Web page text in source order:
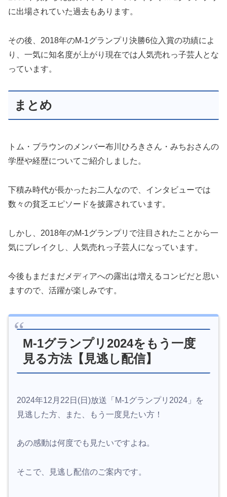
に出場されていた過去もあります。
その後、2018年のM-1グランプリ決勝6位入賞の功績によ
り、一気に知名度が上がり現在では人気売れっ子芸人とな
っています。
まとめ
トム・ブラウンのメンバー布川ひろきさん・みちおさんの
学歴や経歴についてご紹介しました。
下積み時代が長かったお二人なので、インタビューでは
数々の貧乏エピソードを披露されています。
しかし、2018年のM-1グランプリで注目されたことから一
気にブレイクし、人気売れっ子芸人になっています。
今後もまだまだメディアへの露出は増えるコンビだと思い
ますので、活躍が楽しみです。
M-1グランプリ2024をもう一度
見る方法【見逃し配信】
2024年12月22日(日)放送「M-1グランプリ2024」を
見逃した方、また、もう一度見たい方！
あの感動は何度でも見たいですよね。
そこで、見逃し配信のご案内です。